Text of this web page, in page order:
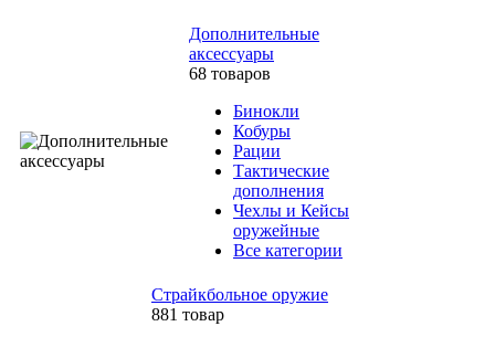
Дополнительные
аксессуары
68 товаров
Бинокли
Кобуры
Рации
Тактические
дополнения
Чехлы и Кейсы
оружейные
Все категории
Страйкбольное оружие
881 товар